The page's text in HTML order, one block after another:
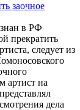
заочное
в РФ
прекратить
следует из
артист на
дела